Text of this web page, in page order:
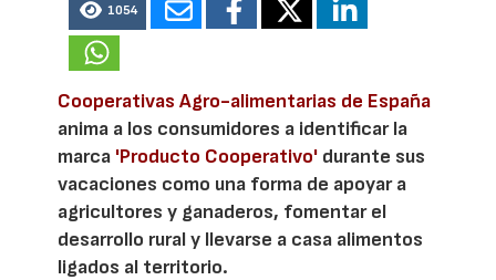
1054
Cooperativas Agro-alimentarias de España
anima a los consumidores a identificar la
marca 'Producto Cooperativo' durante sus
vacaciones como una forma de apoyar a
agricultores y ganaderos, fomentar el
desarrollo rural y llevarse a casa alimentos
ligados al territorio.